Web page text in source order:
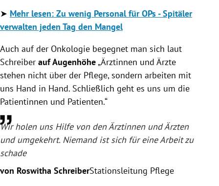
➤ Mehr lesen: Zu wenig Personal für OPs - Spitäler
verwalten jeden Tag den Mangel
Auch auf der Onkologie begegnet man sich laut
Schreiber auf Augenhöhe„Ärztinnen und Ärzte
stehen nicht über der Pflege, sondern arbeiten mit
uns Hand in Hand. Schließlich geht es uns um die
Patientinnen und Patienten.“
Wir holen uns Hilfe von den Ärztinnen und Ärzten
und umgekehrt. Niemand ist sich für eine Arbeit zu
schade
von Roswitha SchreiberStationsleitung Pflege